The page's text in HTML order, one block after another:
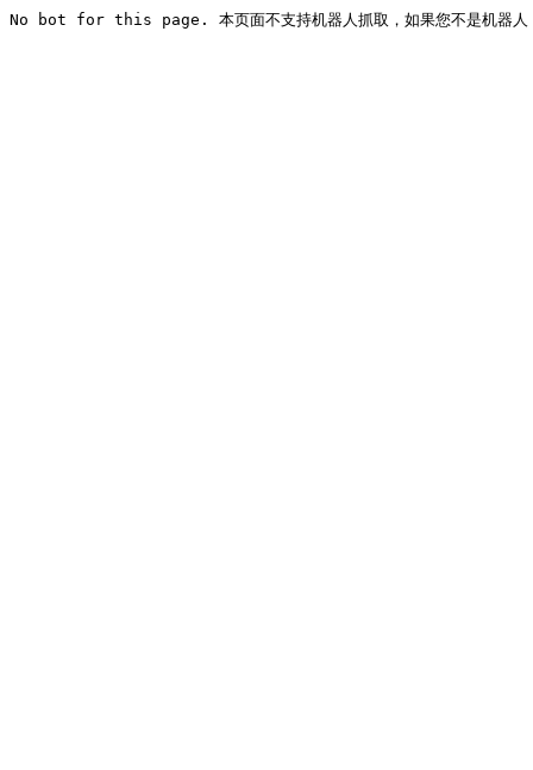
No bot for this page. 本页面不支持机器人抓取，如果您不是机器人，